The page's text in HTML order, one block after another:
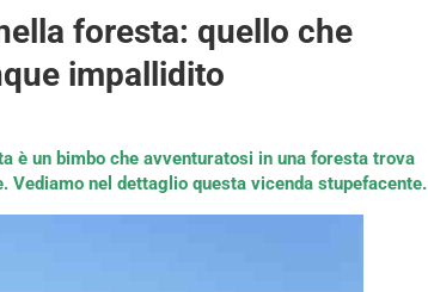
foresta: quello che
impallidito
è un bimbo che avventuratosi in una foresta trova
Vediamo nel dettaglio questa vicenda stupefacente.